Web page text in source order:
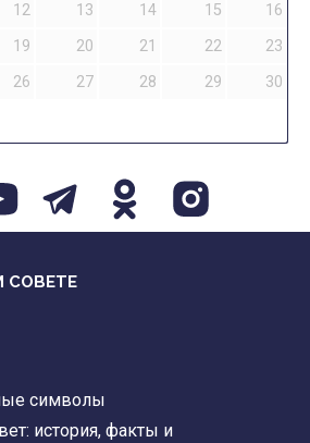
12 13 14 15
16
19 20 21 22
23
26 27 28 29
30
СОВЕТЕ
символы
история, факты и